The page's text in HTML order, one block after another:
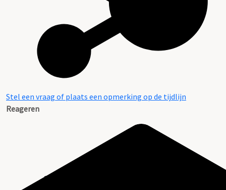
Stel een vraag of plaats een opmerking op de tijdlijn
Reageren